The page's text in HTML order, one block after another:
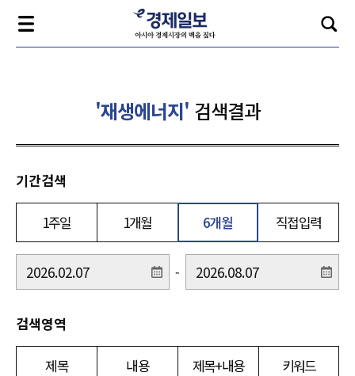
'재생에너지' 검색결과
기간검색
1주일 1개월 6개월 직접입력
-
검색영역
제목 내용 제목+내용 키워드